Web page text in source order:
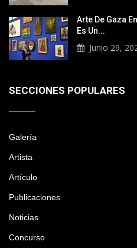
Arte De Gaza
Es Un...
Junio 29,
SECCIONES POPULARES
Galería
Artista
Artículo
Publicaciones
Noticias
Concurso